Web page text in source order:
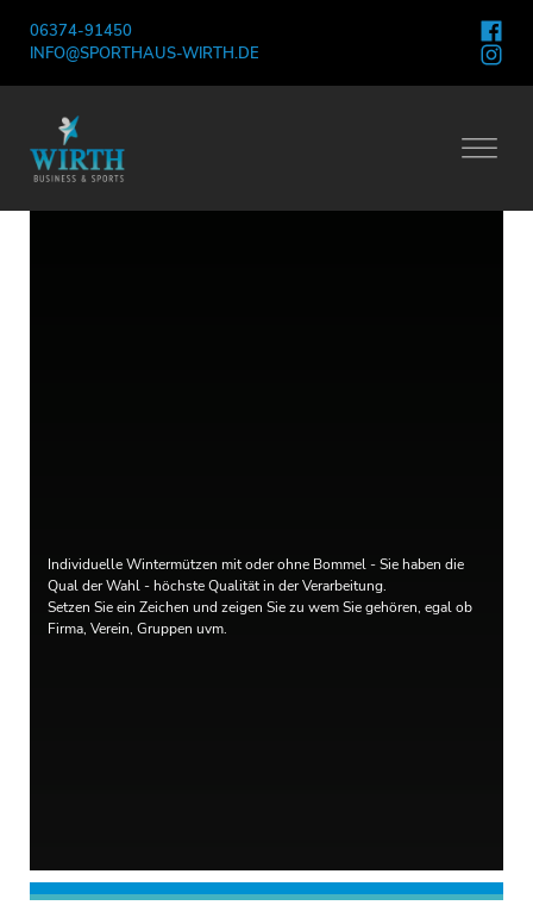
06374-91450
INFO@SPORTHAUS-WIRTH.DE
Individuelle Wintermützen mit oder ohne Bommel - Sie haben die
Qual der Wahl - höchste Qualität in der Verarbeitung.
Setzen Sie ein Zeichen und zeigen Sie zu wem Sie gehören, egal ob
Firma, Verein, Gruppen uvm.